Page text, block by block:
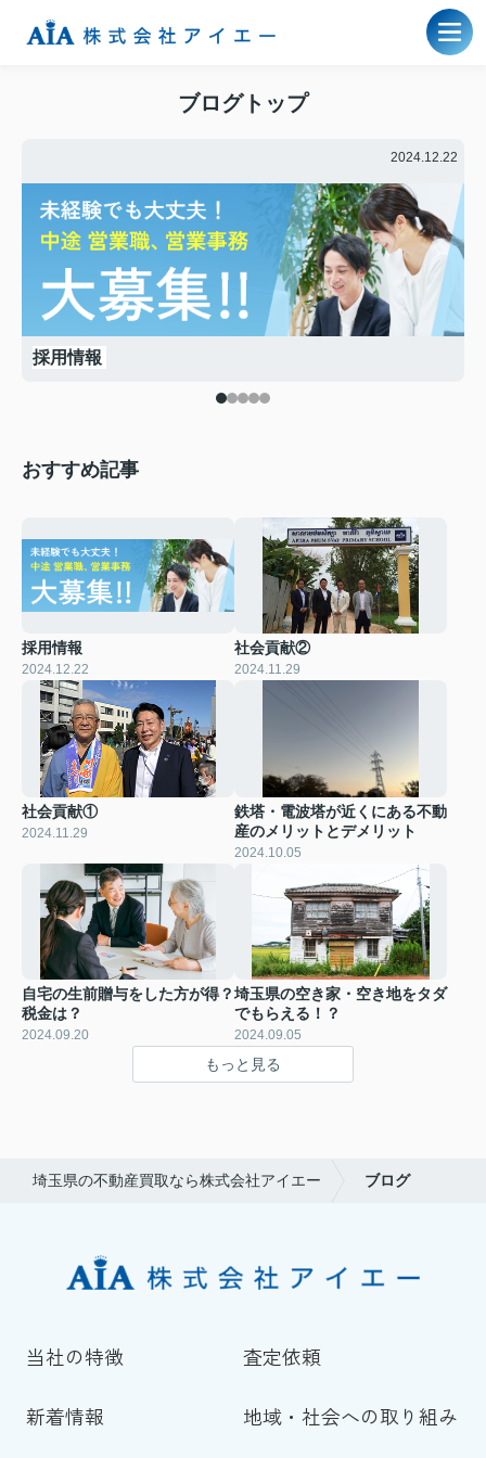
ブログトップ
2024.12.22
採用情報
おすすめ記事
採用情報
2024.12.22
社会貢献②
2024.11.29
社会貢献①
2024.11.29
鉄塔・電波塔が近くにある不動
産のメリットとデメリット
2024.10.05
自宅の生前贈与をした方が得？
税金は？
2024.09.20
埼玉県の空き家・空き地をタダ
でもらえる！？
2024.09.05
もっと見る
埼玉県の不動産買取なら株式会社アイエー ブログ
当社の特徴 査定依頼
新着情報 地域・社会への取り組み